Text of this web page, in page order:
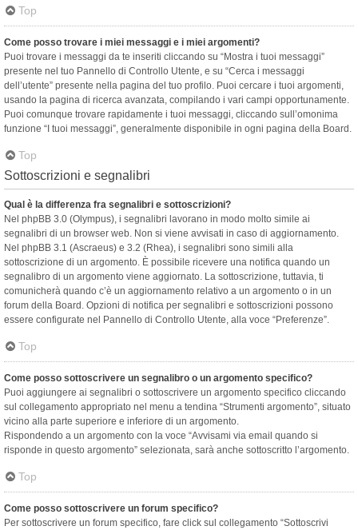
Top
Come posso trovare i miei messaggi e i miei argomenti?
Puoi trovare i messaggi da te inseriti cliccando su “Mostra i tuoi messaggi”
presente nel tuo Pannello di Controllo Utente, e su “Cerca i messaggi
dell’utente” presente nella pagina del tuo profilo. Puoi cercare i tuoi argomenti,
usando la pagina di ricerca avanzata, compilando i vari campi opportunamente.
Puoi comunque trovare rapidamente i tuoi messaggi, cliccando sull’omonima
funzione “I tuoi messaggi”, generalmente disponibile in ogni pagina della Board.
Top
Sottoscrizioni e segnalibri
Qual è la differenza fra segnalibri e sottoscrizioni?
Nel phpBB 3.0 (Olympus), i segnalibri lavorano in modo molto simile ai
segnalibri di un browser web. Non si viene avvisati in caso di aggiornamento.
Nel phpBB 3.1 (Ascraeus) e 3.2 (Rhea), i segnalibri sono simili alla
sottoscrizione di un argomento. È possibile ricevere una notifica quando un
segnalibro di un argomento viene aggiornato. La sottoscrizione, tuttavia, ti
comunicherà quando c’è un aggiornamento relativo a un argomento o in un
forum della Board. Opzioni di notifica per segnalibri e sottoscrizioni possono
essere configurate nel Pannello di Controllo Utente, alla voce “Preferenze”.
Top
Come posso sottoscrivere un segnalibro o un argomento specifico?
Puoi aggiungere ai segnalibri o sottoscrivere un argomento specifico cliccando
sul collegamento appropriato nel menu a tendina “Strumenti argomento”, situato
vicino alla parte superiore e inferiore di un argomento.
Rispondendo a un argomento con la voce “Avvisami via email quando si
risponde in questo argomento” selezionata, sarà anche sottoscritto l’argomento.
Top
Come posso sottoscrivere un forum specifico?
Per sottoscrivere un forum specifico, fare click sul collegamento “Sottoscrivi